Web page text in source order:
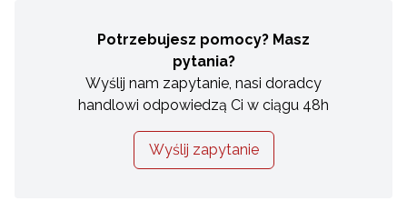
Potrzebujesz pomocy? Masz
pytania?
Wyślij nam zapytanie, nasi doradcy
handlowi odpowiedzą Ci w ciągu 48h
Wyślij zapytanie